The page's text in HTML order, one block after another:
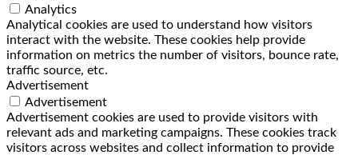
Analytics
Analytical cookies are used to understand how visitors
interact with the website. These cookies help provide
information on metrics the number of visitors, bounce rate,
traffic source, etc.
Advertisement
Advertisement
Advertisement cookies are used to provide visitors with
relevant ads and marketing campaigns. These cookies track
visitors across websites and collect information to provide